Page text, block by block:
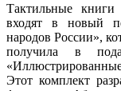
Тактильные
входят в новый
народов России»,
получила в
Этот комплект